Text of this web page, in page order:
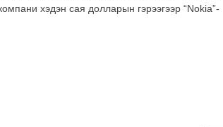
хэдэн сая долларын гэрээгээр “Nokia”-